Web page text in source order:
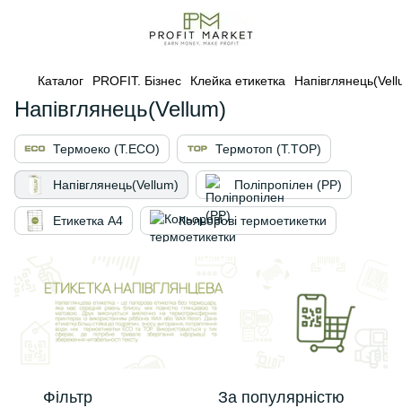
Каталог PROFIT. Бізнес Клейка етикетка
Напівглянець(Vellum)
Термоеко (Т.ЕСО) Термотоп (T.TOP)
Напівглянець(Vellum) Поліпропілен (PP)
Етикетка А4 Кольорові термоетикетки
Фільтр За популярністю